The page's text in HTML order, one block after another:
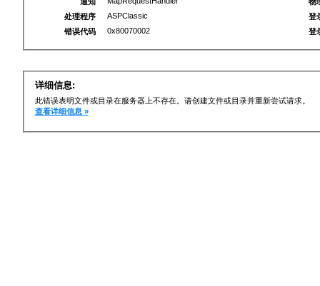
处理程序
ASPClassic
错误代码
0x80070002
登
登
详细信息:
此错误表明文件或目录在服务器上不存在。请创建文件或目录并重新尝试请求。
查看详细信息 »